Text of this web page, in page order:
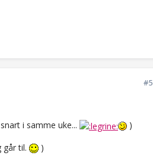
#5
i samme uke...
)
går til.
)